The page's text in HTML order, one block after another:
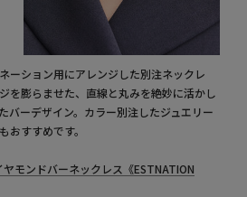
ーション用にアレンジした別注ネックレ
を膨らませた、直線と丸みを絶妙に活かし
バーデザイン。カラー別注したジュエリー
おすすめです。
モンドバーネックレス《ESTNATION